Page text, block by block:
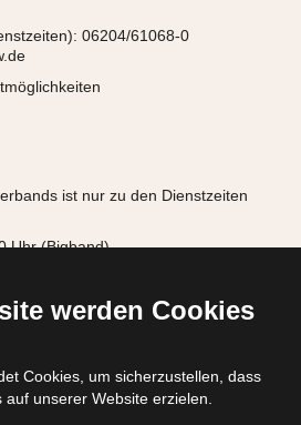
werden Cookies
Cookies, um sicherzustellen, dass
unserer Website erzielen.
06204/61068-0
ist nur zu den Dienstzeiten
Uhr (Bigband)
© 2026
Bundesanstalt Technisches Hilfswerk